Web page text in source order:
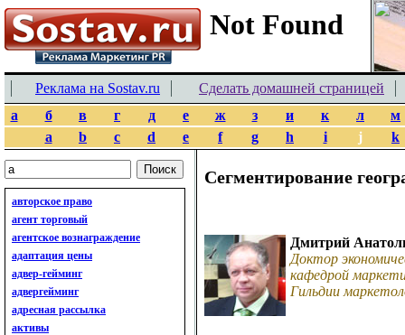
Реклама на Sostav.ru
Сделать домашней страницей
а
б в г д е ж з и к л
м
a
b c d e f g h i j k
авторское право
агент торговый
агентское вознаграждение
адаптация цены
адвер-гейминг
адвергейминг
адресная рассылка
активы
Сегментирование
Дмитрий
Доктор
кафедрой
Гильдии